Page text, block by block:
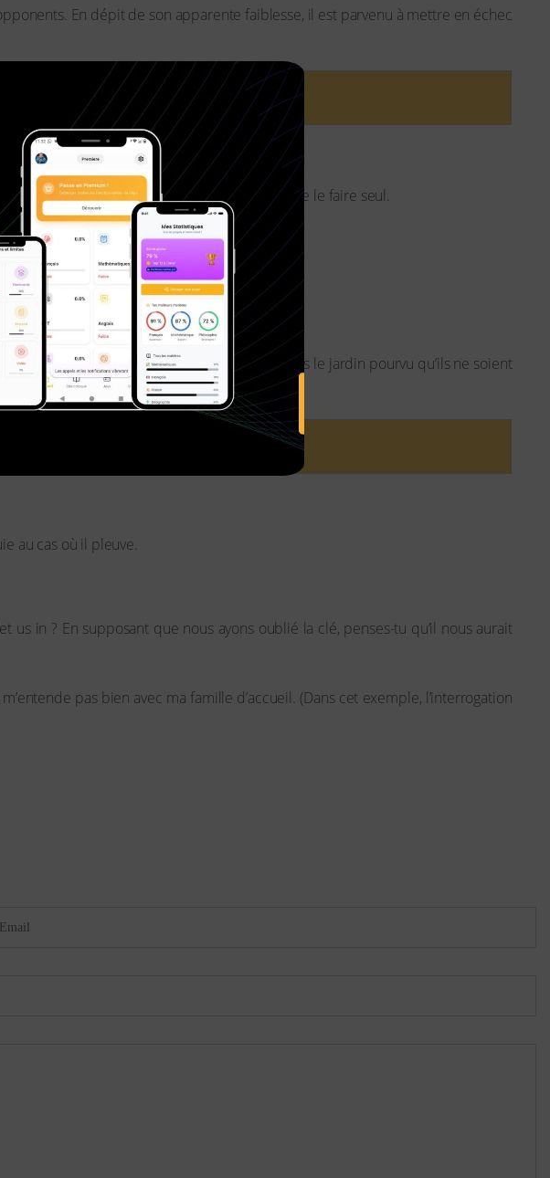
En dépit de son apparente faiblesse, il est parvenu à mettre en échec
condition
à la condition que tu essaies d’abord de le faire seul.
qu’on te dise de ne pas le faire.
Cela ne me dérange pas qu’ils jouent dans le jardin pourvu qu’ils ne soient
au cas où il pleuve.
us in ? En supposant que nous ayons oublié la clé, penses-tu qu’il nous aurait
pas bien avec ma famille d’accueil. (Dans cet exemple, l’interrogation
×